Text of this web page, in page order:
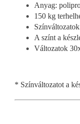
Anyag:
150 kg
A színt a
Változatok
* Színváltozatot a